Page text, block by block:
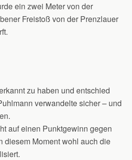
ein zwei Meter von der
Freistoß von der Prenzlauer
zu haben und entschied
verwandelte sicher – und
auf einen Punktgewinn gegen
diesem Moment wohl auch die